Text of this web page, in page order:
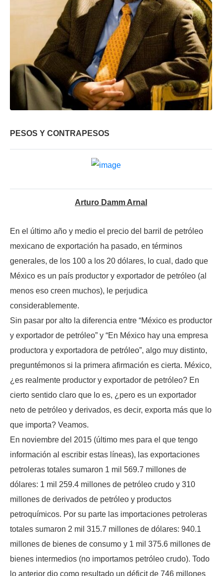
PESOS Y CONTRAPESOS
Arturo Damm Arnal
En el último año y medio el precio del barril de petróleo
mexicano de exportación ha pasado, en términos
generales, de los 100 a los 20 dólares, lo cual, dado que
México es un país productor y exportador de petróleo (al
menos eso creen muchos), le perjudica
considerablemente.
Sin pasar por alto la diferencia entre “México es productor
y exportador de petróleo” y “En México hay una empresa
productora y exportadora de petróleo”, algo muy distinto,
preguntémonos si la primera afirmación es cierta. México,
¿es realmente productor y exportador de petróleo? En
cierto sentido claro que lo es, ¿pero es un exportador
neto de petróleo y derivados, es decir, exporta más que lo
que importa? Veamos.
En noviembre del 2015 (último mes para el que tengo
información al escribir estas líneas), las exportaciones
petroleras totales sumaron 1 mil 569.7 millones de
dólares: 1 mil 259.4 millones de petróleo crudo y 310
millones de derivados de petróleo y productos
petroquímicos. Por su parte las importaciones petroleras
totales sumaron 2 mil 315.7 millones de dólares: 940.1
millones de bienes de consumo y 1 mil 375.6 millones de
bienes intermedios (no importamos petróleo crudo). Todo
lo anterior dio como resultado un déficit de 746 millones